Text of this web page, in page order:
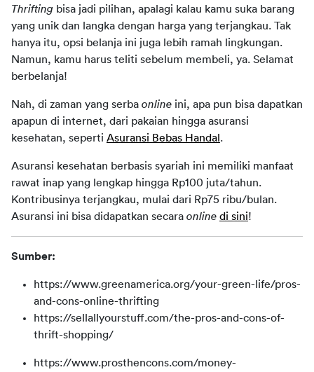
Thrifting bisa jadi pilihan, apalagi kalau kamu suka barang
yang unik dan langka dengan harga yang terjangkau. Tak
hanya itu, opsi belanja ini juga lebih ramah lingkungan.
Namun, kamu harus teliti sebelum membeli, ya. Selamat
berbelanja!
Nah, di zaman yang serba online ini, apa pun bisa dapatkan
apapun di internet, dari pakaian hingga asuransi
kesehatan, seperti Asuransi Bebas Handal.
Asuransi kesehatan berbasis syariah ini memiliki manfaat
rawat inap yang lengkap hingga Rp100 juta/tahun.
Kontribusinya terjangkau, mulai dari Rp75 ribu/bulan.
Asuransi ini bisa didapatkan secara online di sini!
Sumber:
https://www.greenamerica.org/your-green-life/pros-
and-cons-online-thrifting
https://sellallyourstuff.com/the-pros-and-cons-of-
thrift-shopping/
https://www.prosthencons.com/money-